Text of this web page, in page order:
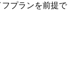
プランを前提で